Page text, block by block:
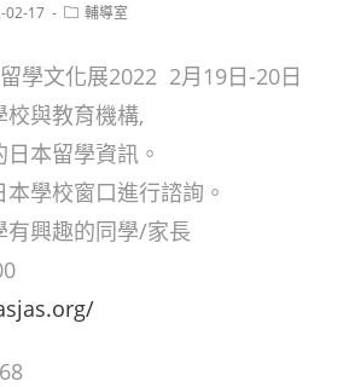
02-17
Post輔導室
學文化展2022 2月19日-20日
與教育機構,
本留學資訊。
學校窗口進行諮詢。
有興趣的同學/家長